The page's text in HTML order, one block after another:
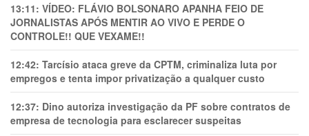
13:11: VÍDEO: FLÁVIO BOLSONARO APANHA FEIO DE
JORNALISTAS APÓS MENTIR AO VIVO E PERDE O
CONTROLE!! QUE VEXAME!!
12:42: Tarcísio ataca greve da CPTM, criminaliza luta por
empregos e tenta impor privatização a qualquer custo
12:37: Dino autoriza investigação da PF sobre contratos de
empresa de tecnologia para esclarecer suspeitas